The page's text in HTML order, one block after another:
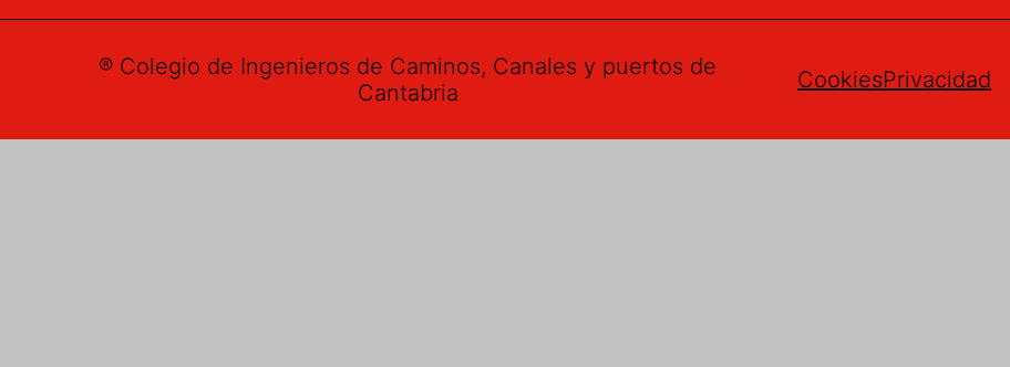
® Colegio de Ingenieros de Caminos, Canales y puertos de
Cantabria
CookiesPrivacidad